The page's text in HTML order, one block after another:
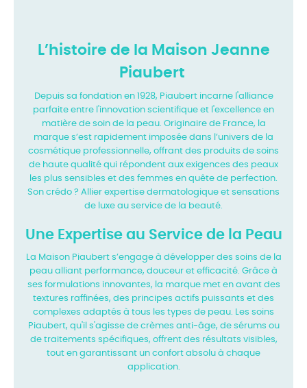
L’histoire de la Maison Jeanne
Piaubert
Depuis sa fondation en 1928, Piaubert incarne l'alliance
parfaite entre l'innovation scientifique et l'excellence en
matière de soin de la peau. Originaire de France, la
marque s’est rapidement imposée dans l’univers de la
cosmétique professionnelle, offrant des produits de soins
de haute qualité qui répondent aux exigences des peaux
les plus sensibles et des femmes en quête de perfection.
Son crédo ? Allier expertise dermatologique et sensations
de luxe au service de la beauté.
Une Expertise au Service de la Peau
La Maison Piaubert s’engage à développer des soins de la
peau alliant performance, douceur et efficacité. Grâce à
ses formulations innovantes, la marque met en avant des
textures raffinées, des principes actifs puissants et des
complexes adaptés à tous les types de peau. Les soins
Piaubert, qu'il s'agisse de crèmes anti-âge, de sérums ou
de traitements spécifiques, offrent des résultats visibles,
tout en garantissant un confort absolu à chaque
application.